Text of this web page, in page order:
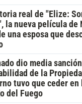
real de "Elize:
la nueva película de
una esposa que
dio media
de la
tuvo que ceder en
del Fuego